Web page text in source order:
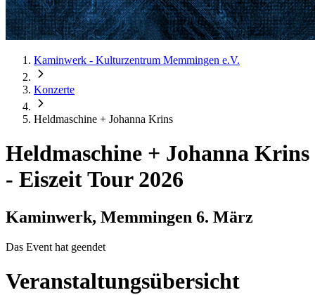
Kaminwerk - Kulturzentrum Memmingen e.V.
Konzerte
Heldmaschine + Johanna Krins
Heldmaschine + Johanna Krins
- Eiszeit Tour 2026
Kaminwerk, Memmingen 6. März
Das Event hat geendet
Veranstaltungsübersicht